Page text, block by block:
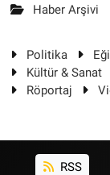
Haber Arşivi
Politika
Kültür & Sanat
Röportaj
RSS